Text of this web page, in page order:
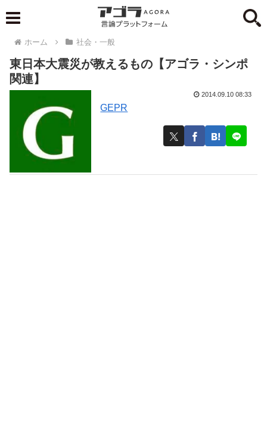
ホーム 社会・一般
東日本大震災が教えるもの【アゴラ・シンポ
関連】
GEPR
2014.09.10 08:33